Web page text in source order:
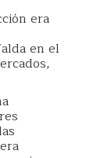
era
en el